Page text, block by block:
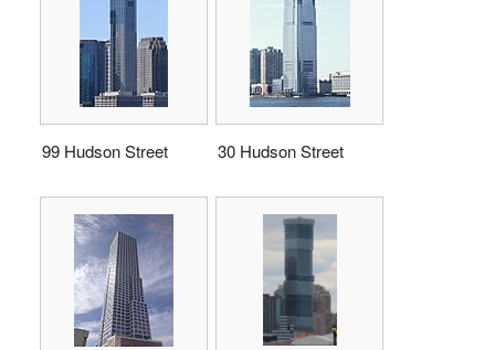
99 Hudson Street 30 Hudson Street